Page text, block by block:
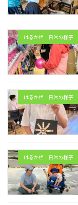
はるかぜ 日常の様子
はるかぜ 日常の様子
はるかぜ 日常の様子